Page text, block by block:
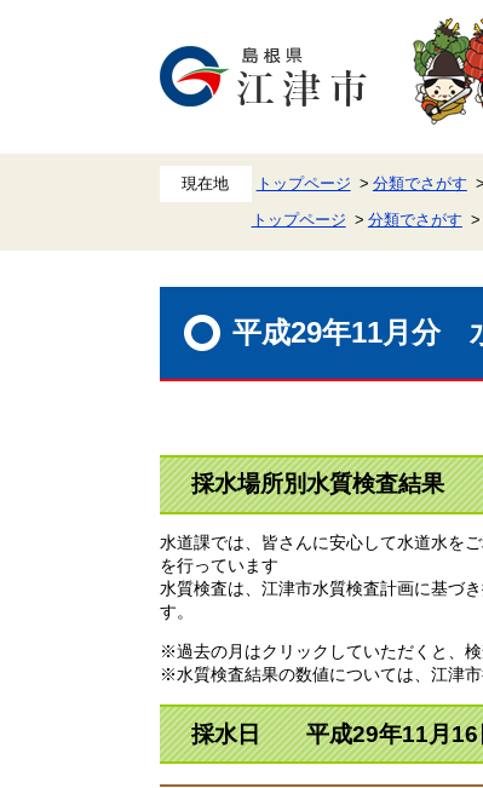
トップページ 分類でさがす
トップページ 分類でさがす
平成29年11月分
採水場所別水質検査結果
水道課では、皆さんに安心して水道水を
を行っています
水質検査は、江津市水質検査計画に基づ
す。
※過去の月はクリックしていただくと、
※水質検査結果の数値については、江津
採水日 平成29年11月16